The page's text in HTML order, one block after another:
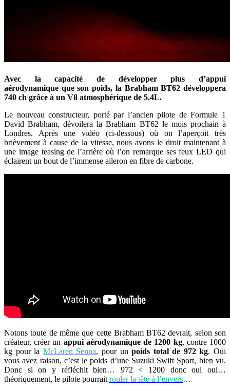
Avec la capacité de développer plus d’appui
aérodynamique que son poids, la Brabham BT62 développera
740 ch grâce à un V8 atmosphérique de 5.4L.
Le nouveau constructeur, porté par l’ancien pilote de Formule 1
David Brabham, dévoilera la Brabham BT62 le mois prochain à
Londres. Après une vidéo (ci-dessous) où on l’aperçoit très
brièvement à cause de la vitesse, nous avons le droit maintenant à
une image teasing de l’arrière où l’on remarque ses feux LED qui
éclairent un bout de l’immense aileron en fibre de carbone.
Notons toute de même que cette Brabham BT62 devrait, selon son
créateur, créer un appui aérodynamique de 1200 kg, contre 1000
kg pour la McLaren Senna, pour unpoids total de 972 kg. Oui
vous avez raison, c’est le poids d’une Suzuki Swift Sport, bien vu.
Donc si on y réfléchit bien… 972 < 1200 donc oui oui…
théoriquement, le pilote pourrait rouler la tête à l’envers…